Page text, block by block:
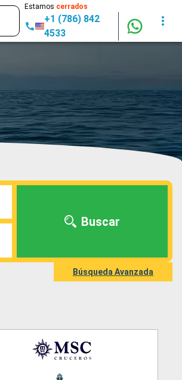
Estamos cerrados
+1 (786) 842
4533
Buscar
Búsqueda Avanzada